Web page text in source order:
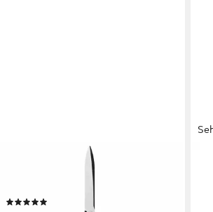
Haushaltsschere Fiskars PowerGear
X HSX92 63 cm 1023631